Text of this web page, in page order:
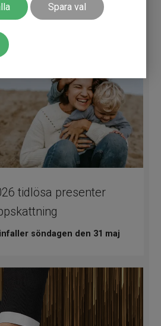
Spara val
tidlösa presenter
söndagen den 31 maj